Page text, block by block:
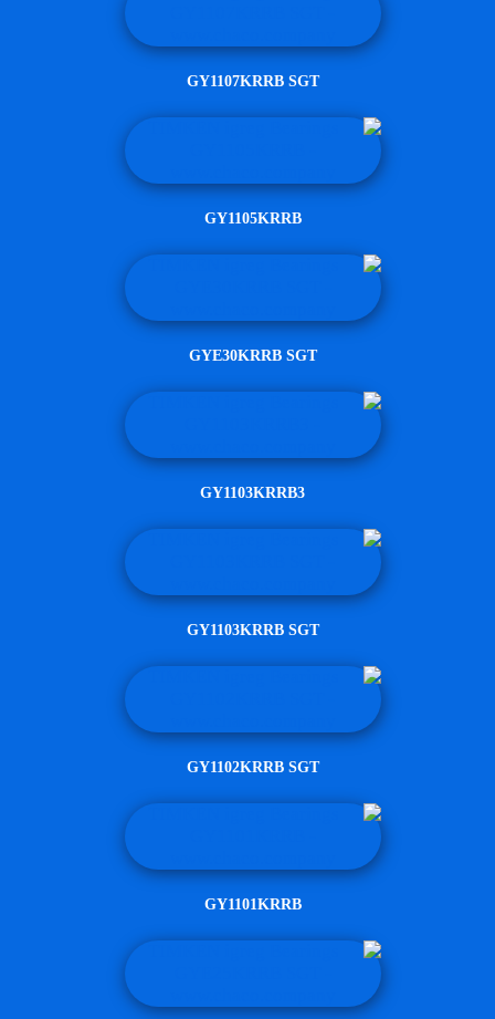
GY1107KRRB SGT
GY1105KRRB
GYE30KRRB SGT
GY1103KRRB3
GY1103KRRB SGT
GY1102KRRB SGT
GY1101KRRB